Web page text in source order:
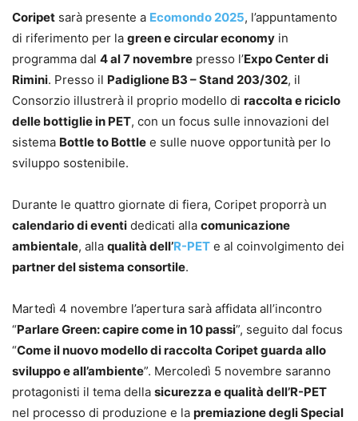
Coripet sarà presente a Ecomondo 2025, l’appuntamento
di riferimento per la green e circular economy in
programma dal 4 al 7 novembre presso l’Expo Center di
Rimini. Presso il Padiglione B3 – Stand 203/302, il
Consorzio illustrerà il proprio modello di raccolta e riciclo
delle bottiglie in PET, con un focus sulle innovazioni del
sistema Bottle to Bottle e sulle nuove opportunità per lo
sviluppo sostenibile.
Durante le quattro giornate di fiera, Coripet proporrà un
calendario di eventi dedicati alla comunicazione
ambientale, alla qualità dell’R-PET e al coinvolgimento dei
partner del sistema consortile.
Martedì 4 novembre l’apertura sarà affidata all’incontro
“Parlare Green: capire come in 10 passi”, seguito dal focus
“Come il nuovo modello di raccolta Coripet guarda allo
sviluppo e all’ambiente”. Mercoledì 5 novembre saranno
protagonisti il tema della sicurezza e qualità dell’R-PET
nel processo di produzione e la premiazione degli Special